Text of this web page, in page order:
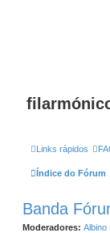
Links rápidos
Índice do Fórum
Banda
Moderadores: Albino